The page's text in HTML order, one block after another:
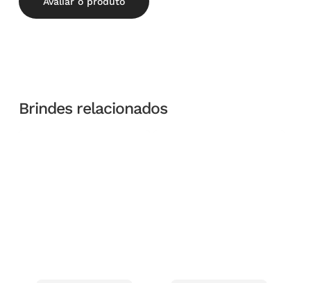
Brindes relacionados